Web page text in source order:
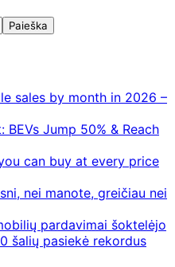
Paieška
sales by month in 2026 –
BEVs Jump 50% & Reach
can buy at every price
nei manote, greičiau nei
pardavimai šoktelėjo
šalių pasiekė rekordus